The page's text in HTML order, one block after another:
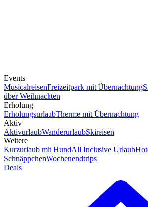
Events
MusicalreisenFreizeitpark mit Übernachtung
über Weihnachten
Erholung
ErholungsurlaubTherme mit Übernachtung
Aktiv
AktivurlaubWanderurlaubSkireisen
Weitere
Kurzurlaub mit HundAll Inclusive Urlaub
SchnäppchenWochenendtrips
Deals